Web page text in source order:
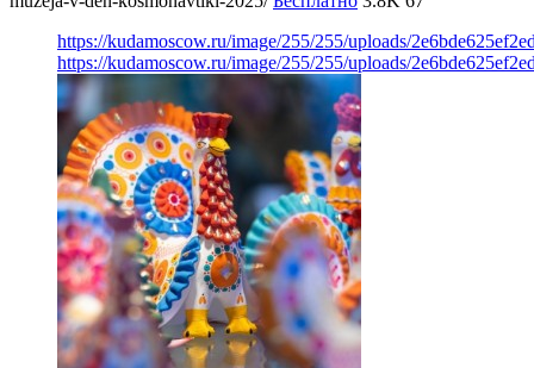
https://kudamoscow.ru/image/255/255/uploads/
https://kudamoscow.ru/image/255/255/uploads/